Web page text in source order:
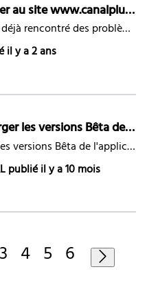
J'ai du mal à accéder au site www.canalplus.com sur PC ou MAC. Que puis-je faire ?
Vous avez peut-être déjà rencontré des problèmes en essayant d'accéder au site www.canalplus.com sur PC comme par exemple la page qui ne s'affiche pas correctement dans votre navigateur. Avant toute chose, assurez-vous de désactiver votre bloqueur de publicités. Ce dernier peut avoir un impact sur l
il y a 2 ans
Comment télécharger les versions Bêta de CANAL+ sur iPad, iPhone ou l'Apple TV avec TestFlight ?
Vous pouvez tester les versions Bêta de l'application CANAL+ sur iPhone, iPad ou l'Apple TV avec le programme TestFlight d'Apple. Comment télécharger la version Bêta de CANAL+ ? Téléchargez l'appli TestFlight d'Apple sur votre iPad/iPhone/Apple TV depuis l'App Store . Depuis votre équipement iOS (iP
publié il y a 10 mois
3 4 5 6